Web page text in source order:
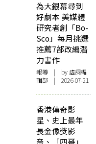
為大銀幕尋到
好劇本 美媒體
研究者創「Bo-
Sco」每月挑選
推薦7部改編潛
力書作
報導 | by 虛詞編
輯部 | 2026-07-21
香港傳奇影
星、史上最年
長金像獎影